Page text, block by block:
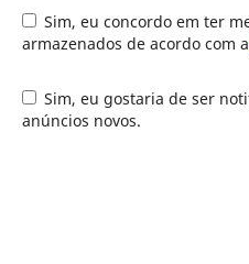
Sim, eu concordo em ter meus dados coletados e
armazenados de acordo com a
Sim, eu gostaria de ser notificado(a) de publicações e
anúncios novos.